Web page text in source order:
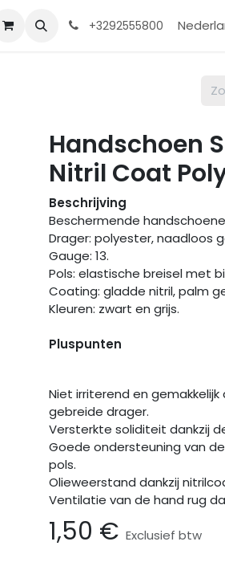
+3292555800
Handschoen
Nitril Coat
Beschrijving
Beschermende
Drager: polyester, naadloos
Gauge: 13.
Pols: elastische breisel met
Coating: gladde nitril, palm
Kleuren: zwart en grijs.
Pluspunten
Niet irriterend en
gebreide drager.
Versterkte soliditeit dankzij
Goede ondersteuning van
pols.
Olieweerstand dankzij
Ventilatie van de hand rug
1,50 € Exclusief btw